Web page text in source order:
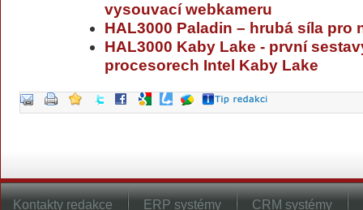
vysouvací webkameru
HAL3000 Paladin – hrubá síla pro
HAL3000 Kaby Lake - první
procesorech Intel Kaby Lake
Kontakty redakce ERP systémy CRM systémy